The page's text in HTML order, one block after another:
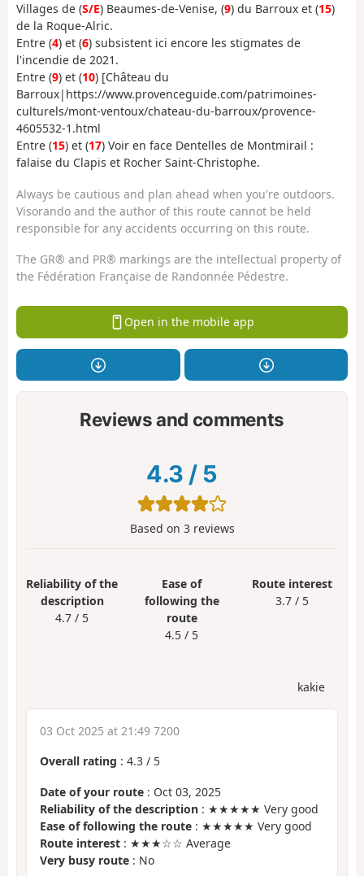
Villages de (S/E) Beaumes-de-Venise, (9) du Barroux et (15)
de la Roque-Alric.
Entre (4) et (6) subsistent ici encore les stigmates de
l'incendie de 2021.
Entre (9) et (10) [Château du
Barroux|https://www.provenceguide.com/patrimoines-
culturels/mont-ventoux/chateau-du-barroux/provence-
4605532-1.html
Entre (15) et (17) Voir en face Dentelles de Montmirail :
falaise du Clapis et Rocher Saint-Christophe.
Always be cautious and plan ahead when you're outdoors.
Visorando and the author of this route cannot be held
responsible for any accidents occurring on this route.
The GR® and PR® markings are the intellectual property of
the Fédération Française de Randonnée Pédestre.
Open in the mobile app
Reviews and comments
4.3 / 5
Based on 3reviews
Reliability of the
description
4.7 / 5
Ease of
following the
route
4.5 / 5
Route interest
3.7 / 5
kakie
03 Oct 2025 at 21:49 7200
Overall rating : 4.3 / 5
Date of your route : Oct 03, 2025
Reliability of the description : ★★★★★ Very good
Ease of following the route : ★★★★★ Very good
Route interest : ★★★☆☆ Average
Very busy route : No